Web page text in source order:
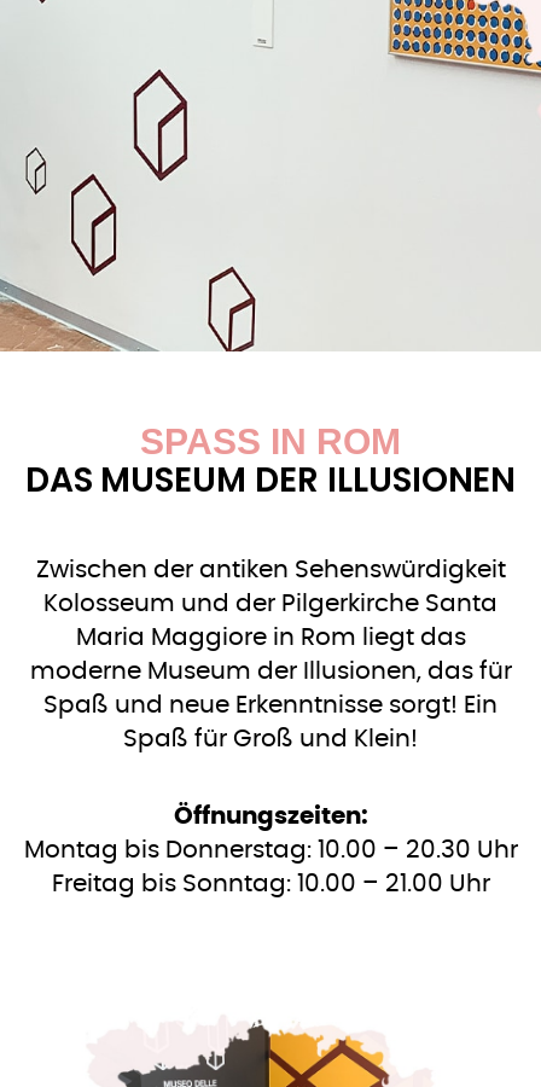
SPASS IN ROM
DAS MUSEUM DER ILLUSIONEN
Zwischen der antiken Sehenswürdigkeit
Kolosseum und der Pilgerkirche Santa
Maria Maggiore in Rom liegt das
moderne Museum der Illusionen, das für
Spaß und neue Erkenntnisse sorgt! Ein
Spaß für Groß und Klein!
Öffnungszeiten:
Montag bis Donnerstag: 10.00 – 20.30 Uhr
Freitag bis Sonntag: 10.00 – 21.00 Uhr